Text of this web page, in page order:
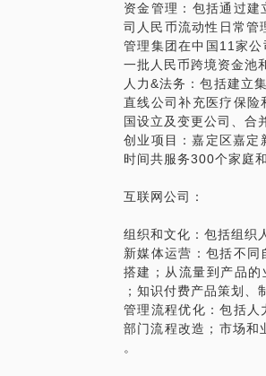
资金管理：包括通过
司人民币流动性日常管
管理集团在中国11家
一批人民币跨境资金池
人力&法务：包括建立
直线公司补充医疗保险
国设立及变更公司、合
创业项目：嘉定区嘉
时间共服务300个家庭和
互联网公司：
组织和文化：包括组织
新媒体运营：包括不
搭建；从流量到产品
；知识付费产品策划、
管理流程优化：包括人
部门流程改造；市场和
。